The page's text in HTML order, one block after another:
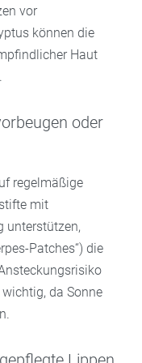
vor
können die
Haut
oder
regelmäßige
mit
unterstützen,
Patches“) die
da Sonne